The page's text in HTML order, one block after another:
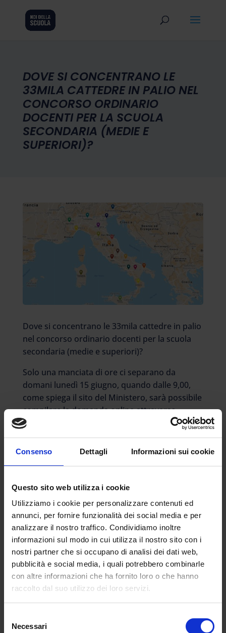
Consenso Dettagli Informazioni sui cookie
Questo sito web utilizza i cookie
Utilizziamo i cookie per personalizzare contenuti ed
annunci, per fornire funzionalità dei social media e per
analizzare il nostro traffico. Condividiamo inoltre
informazioni sul modo in cui utilizza il nostro sito con i
nostri partner che si occupano di analisi dei dati web,
pubblicità e social media, i quali potrebbero combinarle
con altre informazioni che ha fornito loro o che hanno
raccolto dal suo utilizzo dei loro servizi.
delNecessari
DOVE SI CONCENTRANO LE
33MILA CATTEDRE IN PALIO NEL
CONCORSO ORDINARIO
DOCENTI PER LA SCUOLA
SECONDARIA (MEDIE E
SUPERIORI)?
Dove si concentrano le 33mila cattedre in palio
nel concorso ordinario docenti per la scuola
secondaria (medie e superiori)?
Solo una manciata di ore ci separano da
domani lunedì 15 giugno, quando dalle 9,00,
come spiega il sito del Ministero, sarà possibile
compilare la domanda online attraverso
l’applicazione Piattaforma Concorsi e
Procedure selettive.
Tra le indicazioni che dovremmo inserire nel
modulo c’è la questione della scelta della
questo punto il Ministero è chiaro: “Ciascun
candidato può concorrere in una sola regione,
a eccezione della Valle d’Aosta e del Trentino
Alto Adige, e per una sola classe di concorso,
distintamente per la scuola secondaria di
primo e di secondo grado, nonché per le
distinte e relative procedure sul sostegno. Il
candidato che concorre per più procedure
concorsuali alle quali intende partecipare”.